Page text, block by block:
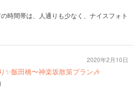
時間帯は、人通りも少なく、ナイスフォト
✨飯田橋〜神楽坂散策プラン🎶
2020年2月10日